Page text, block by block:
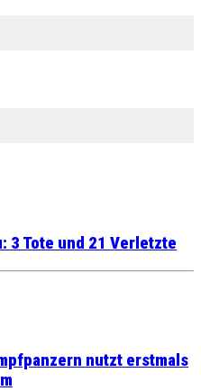
3 Tote und 21 Verletzte
nutzt erstmals